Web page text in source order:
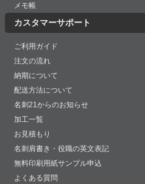
メモ帳
カスタマーサポート
ご利用ガイド
注文の流れ
納期について
配送方法について
名刺21からのお知らせ
加工一覧
お見積もり
名刺肩書き・役職の英文表記
無料印刷用紙サンプル申込
よくある質問